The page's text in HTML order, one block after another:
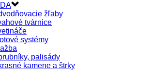
žľaby
tvárnice
systémy
palisády
kamene a štrky